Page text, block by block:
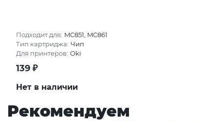
Подходит для: MC851, MC861
Тип картриджа: Чип
Для принтеров: Oki
139 ₽
Нет в наличии
Рекомендуем